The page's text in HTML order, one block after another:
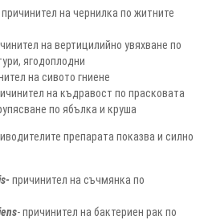
причинител на чернилка по житните
на вертицилийно увяхване по
ягодоплодни
на сивото гниене
на къдравост по прасковата
по ябълка и круша
препарата показва и силно
причинител на съчмянка по
- причинител на бактериен рак по